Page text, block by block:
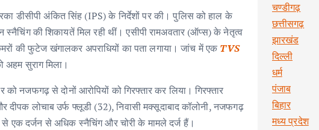
डीसीपी अंकित सिंह (IPS) के निर्देशों पर की। पुलिस को हाल के
स्नैचिंग की शिकायतें मिल रही थीं। एसीपी रामअवतार (ऑप्स) के नेतृत्व
की फुटेज खंगालकर अपराधियों का पता लगाया। जांच में एक TVS
सुराग मिला।
नजफगढ़ से दोनों आरोपियों को गिरफ्तार कर लिया। गिरफ्तार
दीपक लोचाब उर्फ फ्लूडी (32), निवासी मक्सूदाबाद कॉलोनी, नजफगढ़
एक दर्जन से अधिक स्नैचिंग और चोरी के मामले दर्ज हैं।
चण्डीगढ़
छत्तीसगढ़
झारखंड
दिल्ली
धर्म
पंजाब
बिहार
मध्य प्रदेश